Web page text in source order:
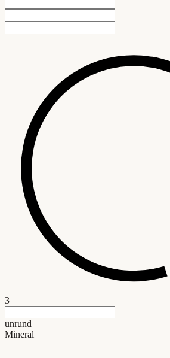
3
unrund
Mineral